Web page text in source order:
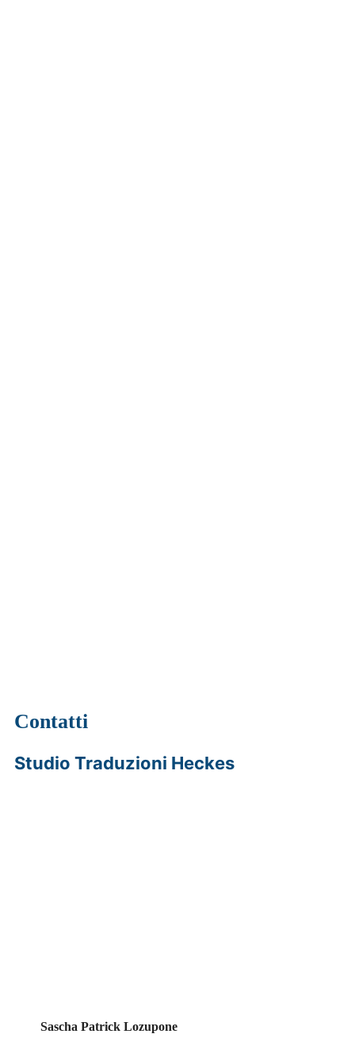
Contatti
Studio Traduzioni Heckes
Sascha Patrick Lozupone